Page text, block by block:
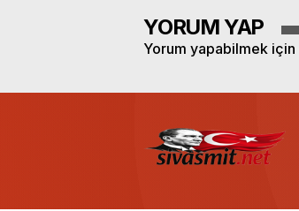
YORUM YAP
Yorum yapabilmek için